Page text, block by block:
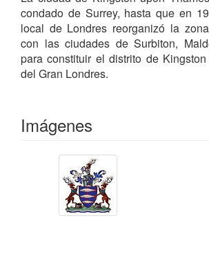
condado de Surrey, hasta que en
local de Londres reorganizó la
con las ciudades de Surbiton,
para constituir el distrito de
del Gran Londres.
Imágenes